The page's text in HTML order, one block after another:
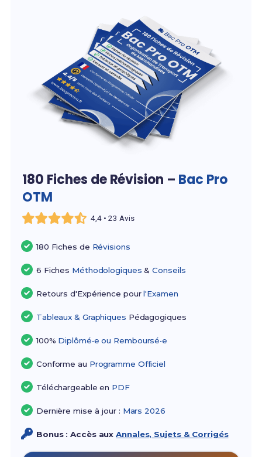
180 Fiches de Révision – Bac Pro
OTM
4,4 • 23 Avis
180 Fiches de Révisions
6 Fiches Méthodologiques &Conseils
Retours d'Expérience pourl'Examen
Tableaux & Graphiques Pédagogiques
100% Diplômé•e ou Remboursé•e
Conforme au Programme Officiel
Téléchargeable en PDF
Dernière mise à jour : Mars 2026
Bonus : Accès auxAnnales, Sujets & Corrigés